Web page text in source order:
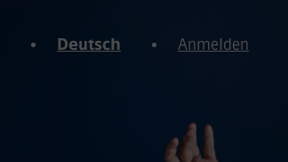
Deutsch Anmelden